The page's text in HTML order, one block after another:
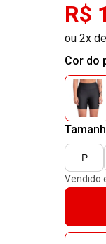
R$
ou 2x de
Cor do
P
Vendido